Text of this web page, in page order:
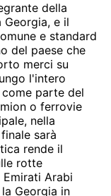
della
e il
e standard
del paese che
merci su
l'intero
parte del
o ferrovie
nella
sarà
rende il
rotte
Arabi
Georgia in